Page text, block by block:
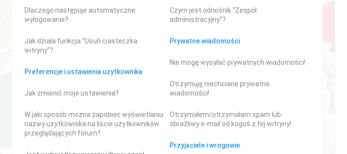
Dlaczego następuje automatyczne
wylogowanie?
Jak działa funkcja “Usuń ciasteczka
witryny”?
Preferencje i ustawienia użytkownika
Jak zmienić moje ustawienia?
W jaki sposób można zapobiec wyświetlaniu
nazwy użytkownika na liście użytkowników
przeglądających forum?
Czym jest odnośnik “Zespół
administracyjny”?
Prywatne wiadomości
Nie mogę wysyłać prywatnych wiadomości!
Otrzymuję niechciane prywatne
wiadomości!
Otrzymałem/otrzymałam spam lub
obraźliwy e-mail od kogoś z tej witryny!
Przyjaciele i wrogowie